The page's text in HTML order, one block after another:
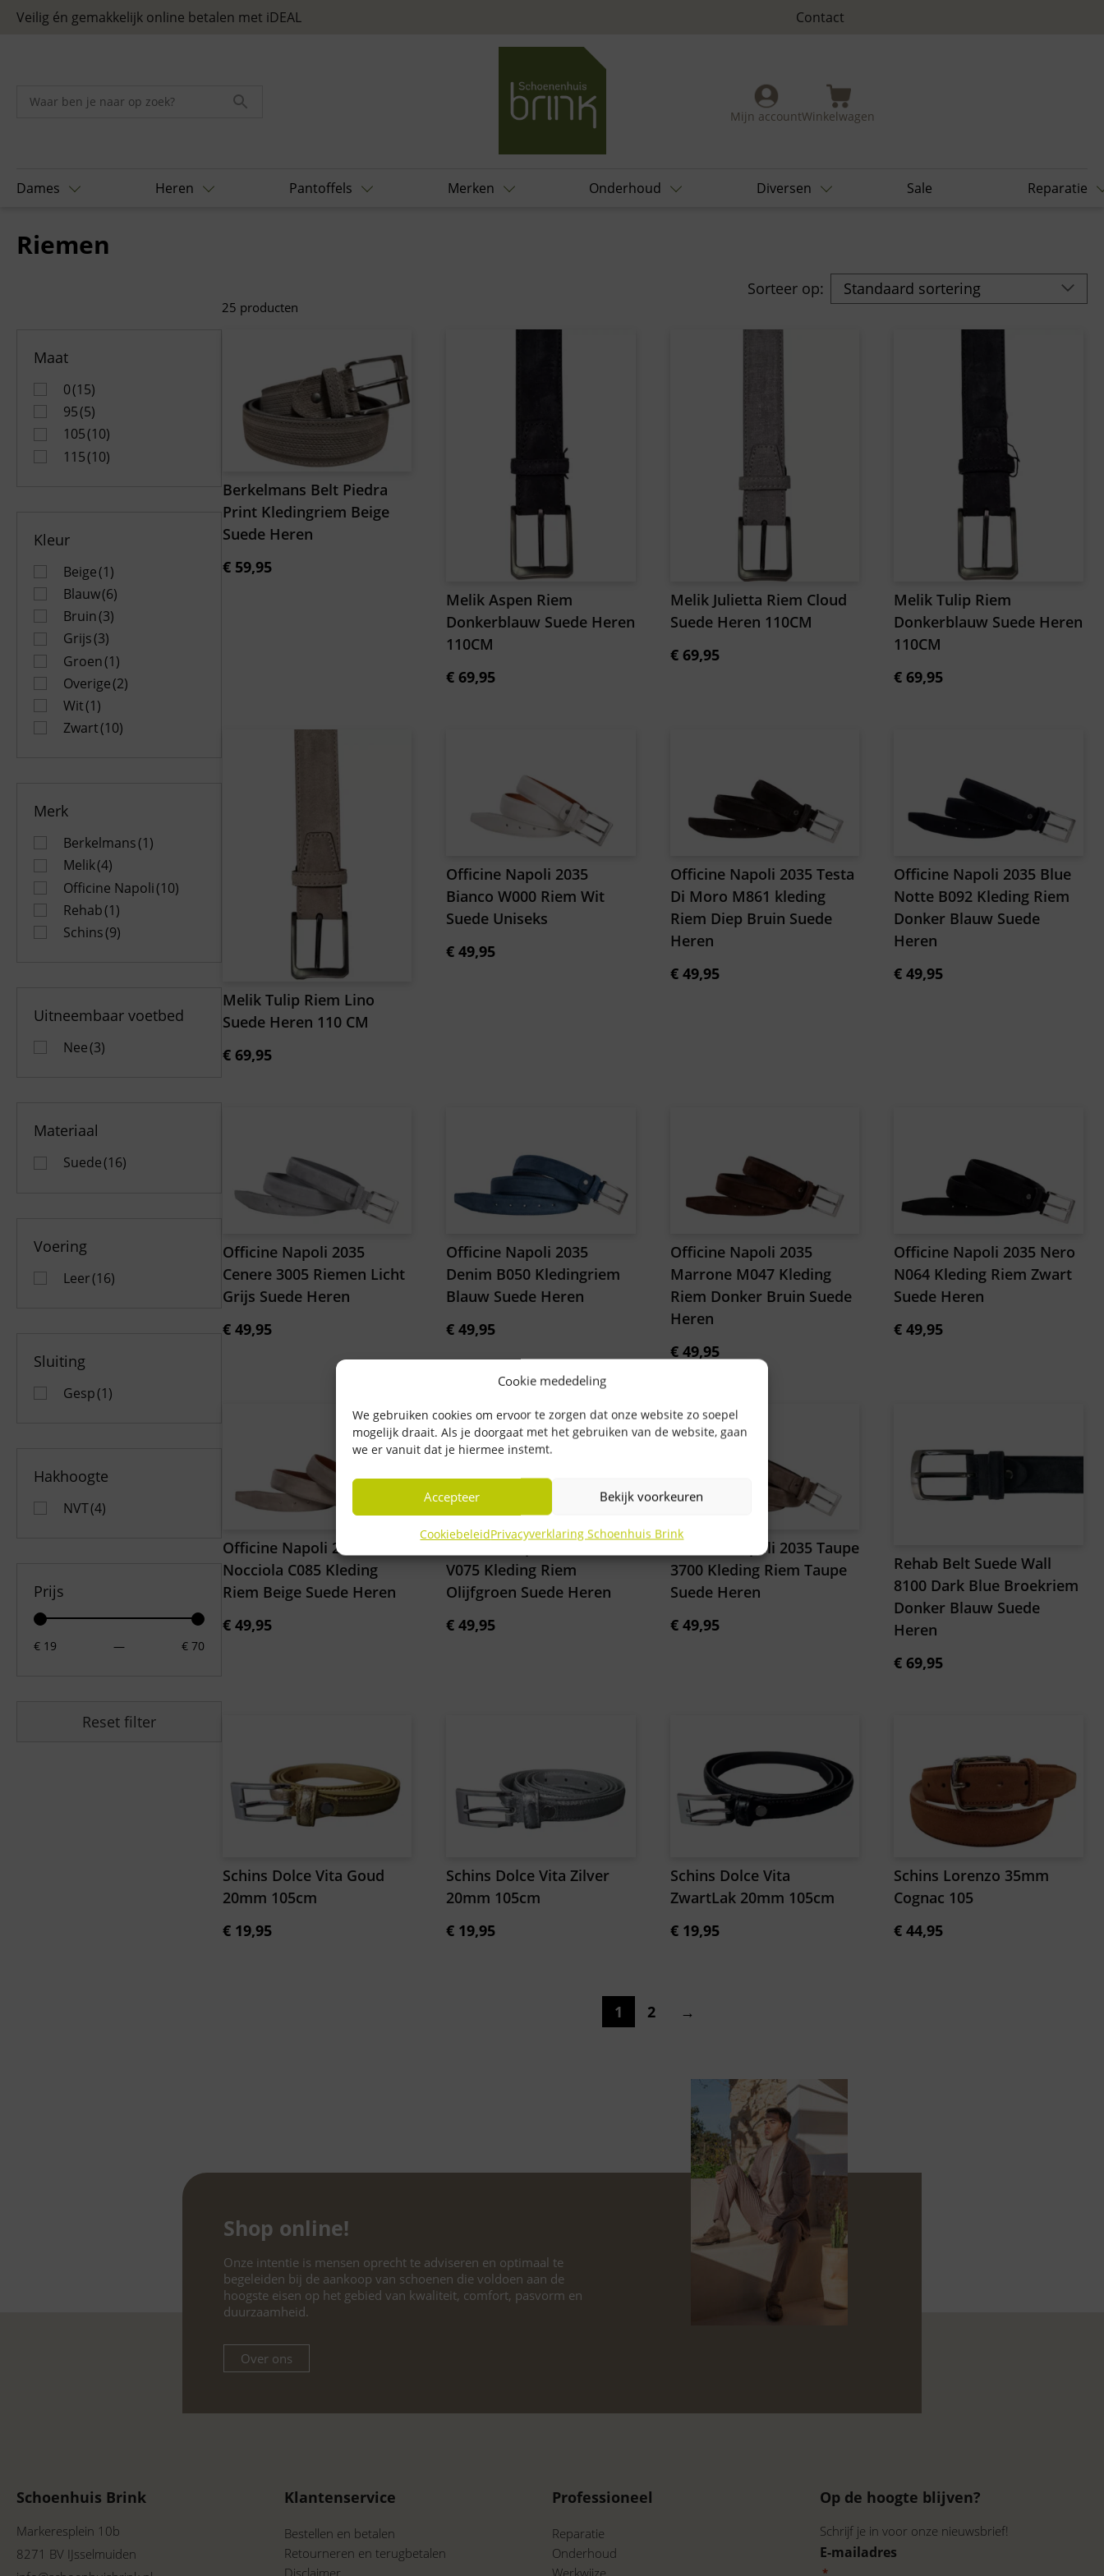
Cookie mededeling
We gebruiken cookies om ervoor te zorgen dat onze website zo soepel
mogelijk draait. Als je doorgaat met het gebruiken van de website, gaan
we er vanuit dat je hiermee instemt.
Accepteer Bekijk voorkeuren
CookiebeleidPrivacyverklaring Schoenhuis Brink
SkipVeilig én gemakkelijk online betalen met iDEAL Contact
Mijn accountWinkelwagen
Dames Heren Pantoffels Merken Onderhoud Diversen Sale Reparatie
Home/ Diversen / Riemen
Riemen
Maat
0(15)
95(5)
105(10)
115(10)
Kleur
Beige(1)
Blauw(6)
Bruin(3)
Grijs(3)
Groen(1)
Overige(2)
Wit(1)
Zwart(10)
Merk
Berkelmans(1)
Melik(4)
Officine Napoli(10)
Rehab(1)
Schins(9)
Uitneembaar voetbed
Nee(3)
Materiaal
Suede(16)
Voering
Leer(16)
Sluiting
Gesp(1)
Hakhoogte
NVT(4)
Prijs
€ 19 — € 70
Reset filter
25 producten
Sorteer op:
Berkelmans Belt Piedra
Print Kledingriem Beige
Suede Heren
€ 59,95
Melik Aspen Riem
Donkerblauw Suede Heren
110CM
€ 69,95
Melik Julietta Riem Cloud
Suede Heren 110CM
€69,95
Melik Tulip Riem
Donkerblauw Suede Heren
110CM
€ 69,95
Melik Tulip Riem Lino
Suede Heren 110 CM
€ 69,95
Officine Napoli 2035
Bianco W000 Riem Wit
Suede Uniseks
€ 49,95
Officine Napoli 2035 Testa
Di Moro M861 kleding
Riem Diep Bruin Suede
Heren
€49,95
Officine Napoli 2035 Blue
Notte B092 Kleding Riem
Donker Blauw Suede
Heren
€ 49,95
Officine Napoli 2035
Cenere 3005 Riemen Licht
Grijs Suede Heren
€ 49,95
Officine Napoli 2035
Denim B050 Kledingriem
Blauw Suede Heren
€ 49,95
Officine Napoli 2035
Marrone M047 Kleding
Riem Donker Bruin Suede
Heren
€49,95
Officine Napoli 2035 Nero
N064 Kleding Riem Zwart
Suede Heren
€ 49,95
Officine Napoli 2035
Nocciola C085 Kleding
Riem Beige Suede Heren
€ 49,95
Officine Napoli 2035 Olive
V075 Kleding Riem
Olijfgroen Suede Heren
€ 49,95
Officine Napoli 2035 Taupe
3700 Kleding Riem Taupe
Suede Heren
€49,95
Rehab Belt Suede Wall
8100 Dark Blue Broekriem
Donker Blauw Suede
Heren
€ 69,95
Schins Dolce Vita Goud
20mm 105cm
€ 19,95
Schins Dolce Vita Zilver
20mm 105cm
€ 19,95
Schins Dolce Vita
ZwartLak 20mm 105cm
€19,95
Schins Lorenzo 35mm
Cognac 105
€ 44,95
1 2 →
Shop online!
Onze intentie is mensen oprecht te adviseren en optimaal te
begeleiden bij de aankoop van schoenen die voldoen aan de
hoogste eisen op het gebied van kwaliteit, comfort, pasvorm en
duurzaamheid.
Over ons
Schoenhuis Brink
Markeresplein 10b
8271 BV IJsselmuiden
Klantenservice
Bestellen en betalen
Retourneren en terugbetalen
Disclaimer
Professioneel
Reparatie
Onderhoud
Werkwijze
Op de hoogte blijven?
Schrijf je in voor onze nieuwsbrief!
E-mailadres
*